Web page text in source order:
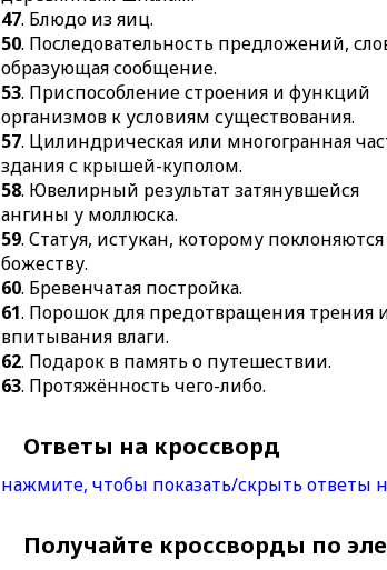
47. Блюдо из яиц.
50. Последовательность предложений,
образующая сообщение.
53. Приспособление строения и функций
организмов к условиям существования.
57. Цилиндрическая или многогранная
здания с крышей-куполом.
58. Ювелирный результат затянувшейся
ангины у моллюска.
59. Статуя, истукан, которому поклоняются
божеству.
60. Бревенчатая постройка.
61. Порошок для предотвращения трения
впитывания влаги.
62. Подарок в память о путешествии.
63. Протяжённость чего-либо.
Ответы на кроссворд
нажмите, чтобы показать/скрыть ответы
Получайте кроссворды по